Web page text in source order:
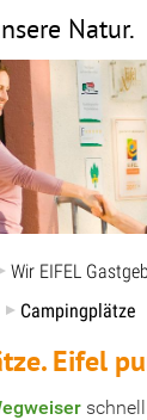
Wir EIFEL
Campingplätze
Eifel
Natur.